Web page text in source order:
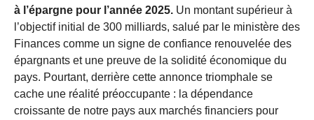
à l’épargne pour l’année 2025. Un montant supérieur à
l’objectif initial de 300 milliards, salué par le ministère des
Finances comme un signe de confiance renouvelée des
épargnants et une preuve de la solidité économique du
pays. Pourtant, derrière cette annonce triomphale se
cache une réalité préoccupante : la dépendance
croissante de notre pays aux marchés financiers pour